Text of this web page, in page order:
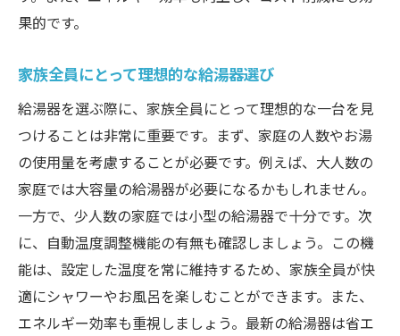
ルがおすすめな理由
給湯器選びのポイントと注意点
自動温度調整付きモデルの性能比較
ユーザーフィードバックから見る選び方
価格と性能のバランスを考える
購入前に確認すべきチェックリスト
自動温度調整機能でストレスフリーな生活を！
最新給湯器の活用法
日常生活での利用シーンを紹介
リモートコントロールでさらなる快適さ
果的です。
家族全員にとって理想的な給湯器選び
給湯器を選ぶ際に、家族全員にとって理想的な一台を見
つけることは非常に重要です。まず、家庭の人数やお湯
の使用量を考慮することが必要です。例えば、大人数の
家庭では大容量の給湯器が必要になるかもしれません。
一方で、少人数の家庭では小型の給湯器で十分です。次
に、自動温度調整機能の有無も確認しましょう。この機
能は、設定した温度を常に維持するため、家族全員が快
適にシャワーやお風呂を楽しむことができます。また、
エネルギー効率も重視しましょう。最新の給湯器は省エ